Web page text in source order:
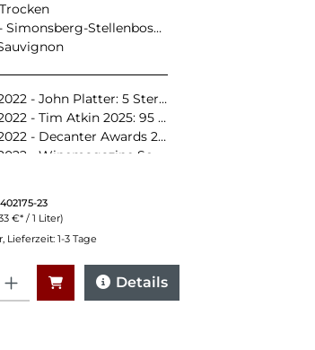
Südafrika - Simonsberg-Stellenbosch
- John Platter: 5 Sterne
- Tim Atkin 2025: 95 Punkte
- Decanter Awards 2025: Silber
South Africa 2024: 92 Punkte
402175-23
€* / 1 Liter)
Lieferzeit: 1-3 Tage
Details